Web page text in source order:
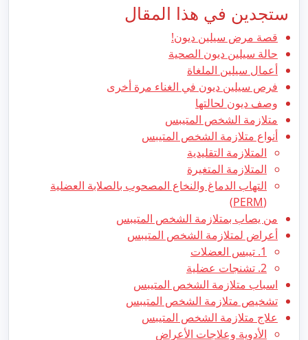
ستجدين في هذا المقال
قصة مرض سيلين ديون!
حالة سيلين ديون الصحية
أعمال سيلين الملغاة
فرص سيلين ديون في الغناء مرة أخرى
وصف ديون لحالتها
متلازمة الشخص المتيبس
أنواع متلازمة الشخص المتيبس
المتلازمة التقليدية
المتلازمة المتغيرة
التهاب الدماغ والنخاع المصحوب بالصلابة العضلية
(PERM)
من يصاب بمتلازمة الشخص المتيبس
أعراض لمتلازمة الشخص المتيبس
1. تيبس العضلات
2. تشنجات عضلية
اسباب متلازمة الشخص المتيبس
تشخيص متلازمة الشخص المتيبس
علاج متلازمة الشخص المتيبس
الأدوية وعلاجات الأعراض